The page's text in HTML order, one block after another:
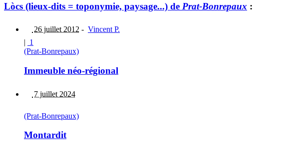
Lòcs (lieux-dits = toponymie, paysage...) de Prat-Bonrepaux :
26 juillet 2012 - Vincent P.
| 1
(Prat-Bonrepaux)
Immeuble néo-régional
7 juillet 2024
(Prat-Bonrepaux)
Montardit